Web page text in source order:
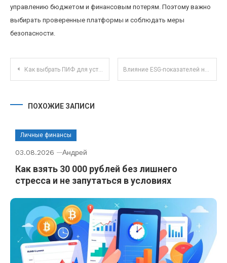
управлению бюджетом и финансовым потерям. Поэтому важно
выбирать проверенные платформы и соблюдать меры
безопасности.
Навигация по записям
Как выбрать ПИФ для устойчивого инвестирования: реальные стратегии и критерии оценки Влияние ESG-показателей на стоимость и привлекательность российских компаний на бирже
ПОХОЖИЕ ЗАПИСИ
Личные финансы
03.08.2026 Андрей
Как взять 30 000 рублей без лишнего
стресса и не запутаться в условиях